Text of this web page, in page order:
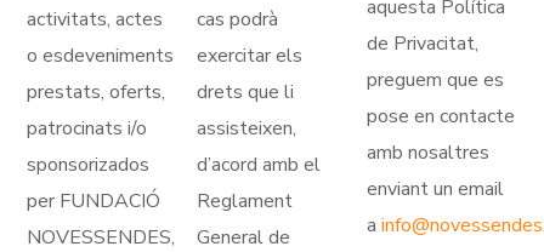
activitats, actes
o esdeveniments
prestats, oferts,
patrocinats i/o
sponsorizados
per FUNDACIÓ
NOVESSENDES,
cas podrà
exercitar els
drets que li
assisteixen,
d’acord amb el
Reglament
General de
aquesta Política
de Privacitat,
preguem que es
pose en contacte
amb nosaltres
enviant un email
a